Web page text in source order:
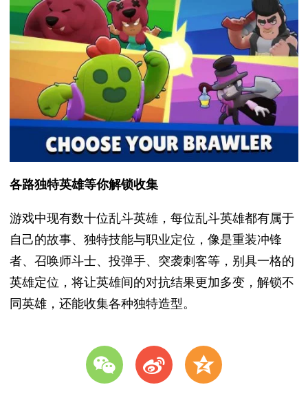
各路独特英雄等你解锁收集
游戏中现有数十位乱斗英雄，每位乱斗英雄都有属于
自己的故事、独特技能与职业定位，像是重装冲锋
者、召唤师斗士、投弹手、突袭刺客等，别具一格的
英雄定位，将让英雄间的对抗结果更加多变，解锁不
同英雄，还能收集各种独特造型。
w t z